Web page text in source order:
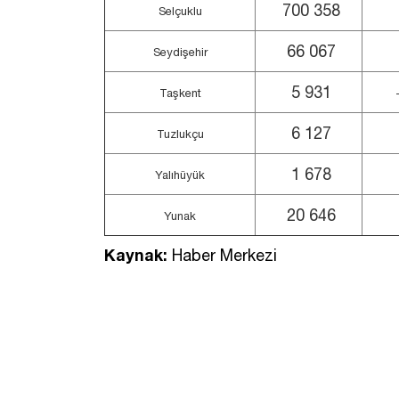
Selçuklu 700 358
Seydişehir 66 067
Taşkent 5 931
Tuzlukçu 6 127
Yalıhüyük 1 678
Yunak 20 646
Kaynak: Haber Merkezi